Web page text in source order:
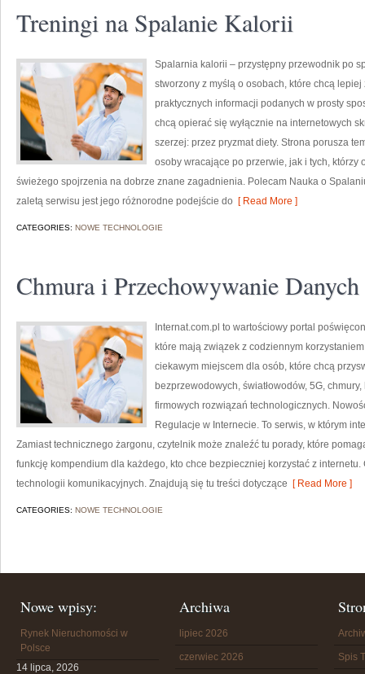
Treningi na Spalanie Kalorii
Spalarnia kalorii – przystępny przewodnik po
stworzony z myślą o osobach, które chcą
praktycznych informacji podanych w prosty
chcą opierać się wyłącznie na internetowych
szerzej: przez pryzmat diety. Strona porusza
osoby wracające po przerwie, jak i tych,
świeżego spojrzenia na dobrze znane zagadnienia. Polecam Nauka o
zaletą serwisu jest jego różnorodne podejście do [ Read More ]
CATEGORIES: NOWE TECHNOLOGIE
Chmura i Przechowywanie Danych
Internat.com.pl to wartościowy portal
które mają związek z codziennym
ciekawym miejscem dla osób, które chcą
bezprzewodowych, światłowodów, 5G,
firmowych rozwiązań technologicznych.
Regulacje w Internecie. To serwis, w którym
Zamiast technicznego żargonu, czytelnik może znaleźć tu porady, które
funkcję kompendium dla każdego, kto chce bezpieczniej korzystać z internetu.
technologii komunikacyjnych. Znajdują się tu treści dotyczące [ Read More ]
CATEGORIES: NOWE TECHNOLOGIE
Nowe wpisy:
Rynek Nieruchomości w
Polsce
14 lipca, 2026
Archiwa
lipiec 2026
czerwiec 2026 Spis